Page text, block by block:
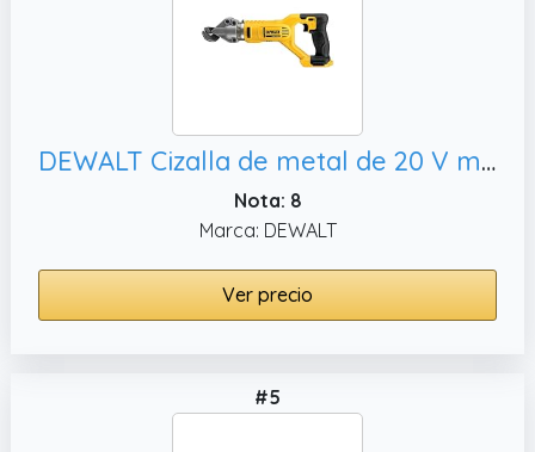
DEWALT Cizalla de metal de 20 V máximo, solo herramienta (DCS496B)
Nota: 8
Marca: DEWALT
Ver precio
#5